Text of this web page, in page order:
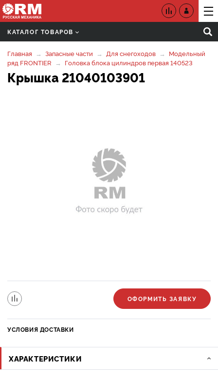
КАТАЛОГ ТОВАРОВ
Главная Запасные части Для снегоходов
Модельный
ряд FRONTIER
Головка блока цилиндров первая 140523
Крышка 21040103901
ОФОРМИТЬ ЗАЯВКУ
УСЛОВИЯ ДОСТАВКИ
ХАРАКТЕРИСТИКИ